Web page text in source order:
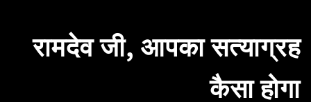
रामदेव जी, आपका सत्याग्रह
कैसा होगा